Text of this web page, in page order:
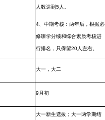
人数达到5人。
4、中期考核：两年后，根据必
修课学分绩和综合素质考核进
行排名，只保留20人左右。
大一，大二
9 月初
大一新生选拔；大一两学期结